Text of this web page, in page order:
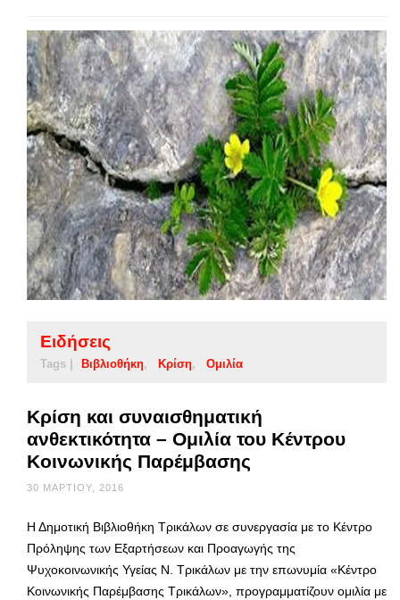
Ειδήσεις
Tags | Βιβλιοθήκη Κρίση Ομιλία
Κρίση και συναισθηματική
ανθεκτικότητα – Oμιλία του Κέντρου
Κοινωνικής Παρέμβασης
30 ΜΑΡΤΊΟΥ, 2016
Η Δημοτική Βιβλιοθήκη Τρικάλων σε συνεργασία με το Κέντρο
Πρόληψης των Εξαρτήσεων και Προαγωγής της
Ψυχοκοινωνικής Υγείας Ν. Τρικάλων με την επωνυμία «Κέντρο
Κοινωνικής Παρέμβασης Τρικάλων», προγραμματίζουν ομιλία με